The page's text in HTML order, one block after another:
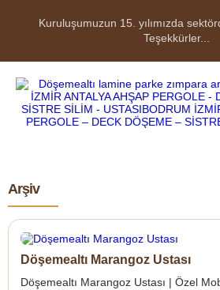
Kuruluşumuzun 15. yılımızda
Teşekkürler...
Arşiv
Döşemealtı Marangoz Ustası
Döşemealtı Marangoz Ustası | Özel